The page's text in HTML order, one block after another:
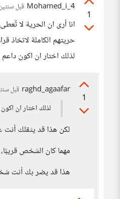
1
Mohamed_i_4 قبل
انا أرى ان الحرية لا
حريتهم الكاملة لاتخاذ
لذلك اختار ان اكون
1
raghd_agaafar قبل
لذلك اختار ان
لكن هذا قد يثقلك أنت
مهما كان الشخص
هذا قد يضر بك أنت